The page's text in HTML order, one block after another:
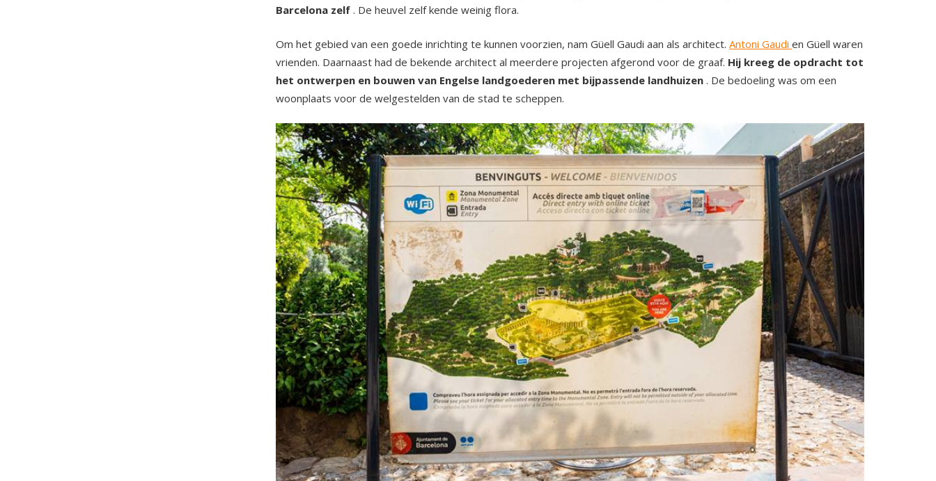
Barcelona zelf . De heuvel zelf kende weinig flora.
Om het gebied van een goede inrichting te kunnen voorzien, nam Güell Gaudi aan als architect. Antoni Gaudi en Güell waren
vrienden. Daarnaast had de bekende architect al meerdere projecten afgerond voor de graaf. Hij kreeg de opdracht tot
het ontwerpen en bouwen van Engelse landgoederen met bijpassende landhuizen . De bedoeling was om een
woonplaats voor de welgestelden van de stad te scheppen.